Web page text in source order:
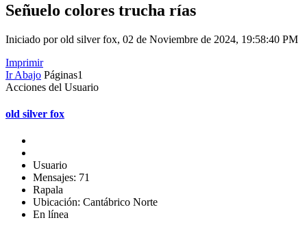
Señuelo colores trucha rías
Iniciado por old silver fox, 02 de Noviembre de 2024, 19:58:40 PM
Imprimir
Ir Abajo Páginas1
Acciones del Usuario
old silver fox
Usuario
Mensajes: 71
Rapala
Ubicación: Cantábrico Norte
En línea